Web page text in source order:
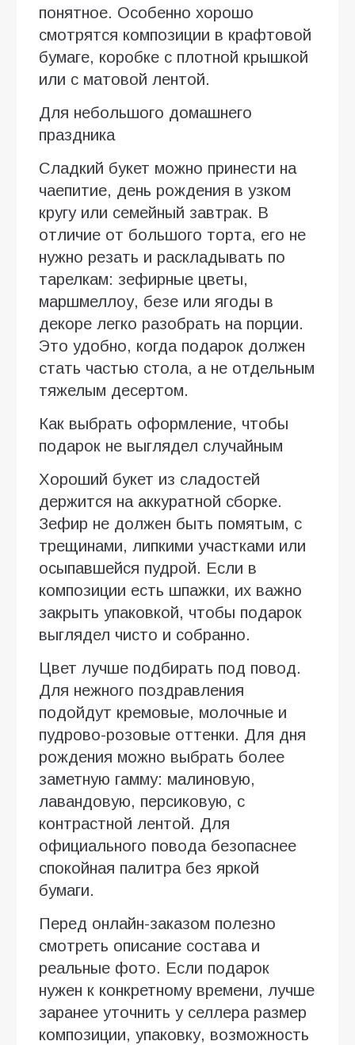
понятное. Особенно хорошо
смотрятся композиции в крафтовой
бумаге, коробке с плотной крышкой
или с матовой лентой.
Для небольшого домашнего
праздника
Сладкий букет можно принести на
чаепитие, день рождения в узком
кругу или семейный завтрак. В
отличие от большого торта, его не
нужно резать и раскладывать по
тарелкам: зефирные цветы,
маршмеллоу, безе или ягоды в
декоре легко разобрать на порции.
Это удобно, когда подарок должен
стать частью стола, а не отдельным
тяжелым десертом.
Как выбрать оформление, чтобы
подарок не выглядел случайным
Хороший букет из сладостей
держится на аккуратной сборке.
Зефир не должен быть помятым, с
трещинами, липкими участками или
осыпавшейся пудрой. Если в
композиции есть шпажки, их важно
закрыть упаковкой, чтобы подарок
выглядел чисто и собранно.
Цвет лучше подбирать под повод.
Для нежного поздравления
подойдут кремовые, молочные и
пудрово-розовые оттенки. Для дня
рождения можно выбрать более
заметную гамму: малиновую,
лавандовую, персиковую, с
контрастной лентой. Для
официального повода безопаснее
спокойная палитра без яркой
бумаги.
Перед онлайн-заказом полезно
смотреть описание состава и
реальные фото. Если подарок
нужен к конкретному времени, лучше
заранее уточнить у селлера размер
композиции, упаковку, возможность